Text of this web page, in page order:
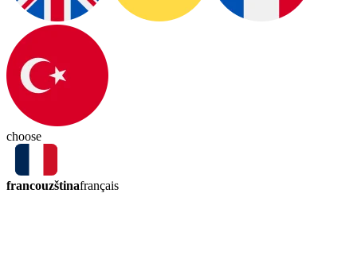
choose
francouzštinafrançais